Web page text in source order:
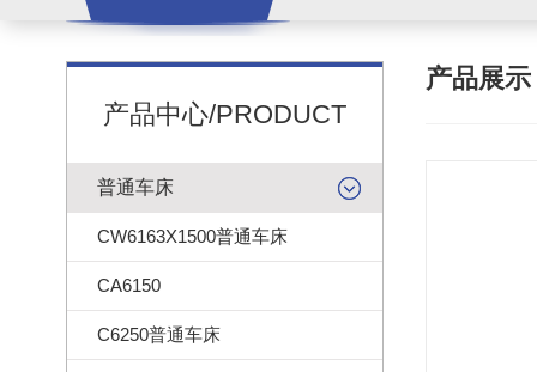
产品中心/PRODUCT
普通车床
CW6163X1500普通车床
CA6150
C6250普通车床
产品展示